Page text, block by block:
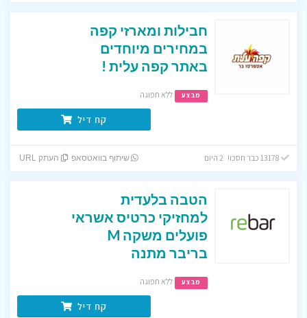
חבילות ומארזי קפה
במחירים מיוחדים
באתר קפה עלית !
מבצע ללא תפוגה
קח דיל
13178 כבר חסכו! 2 היום שיתוף בוואטסאפ העתק URL
הטבה בלעדית
למחזיקי כרטיס אשראי
פועלים משקה M
בריבר מתנה
מבצע ללא תפוגה
קח דיל